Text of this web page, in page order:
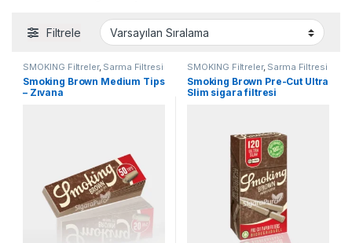
Filtrele
SMOKING Filtreler, Sarma Filtresi
Smoking Brown Medium Tips
– Zıvana
SMOKING Filtreler, Sarma Filtresi
Smoking Brown Pre-Cut Ultra
Slim sigara filtresi